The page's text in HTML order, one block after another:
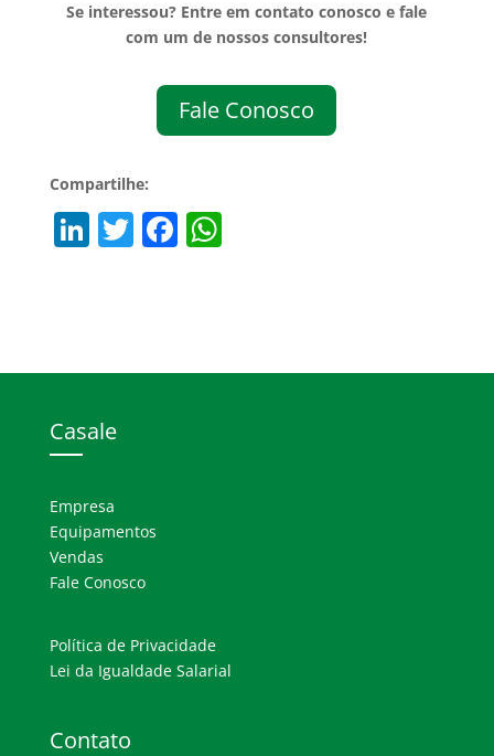
Se interessou? Entre em contato conosco e fale
com um de nossos consultores!
Fale Conosco
Compartilhe:
Li
dI
T F
b
W
A
Casale
Empresa
Equipamentos
Vendas
Fale Conosco
Política de Privacidade
Lei da Igualdade Salarial
Contato